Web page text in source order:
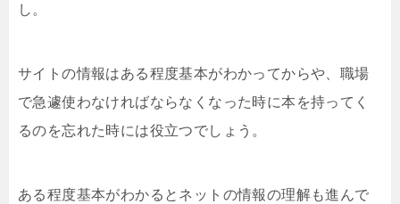
し。
サイトの情報はある程度基本がわかってからや、職場
で急遽使わなければならなくなった時に本を持ってく
るのを忘れた時には役立つでしょう。
ある程度基本がわかるとネットの情報の理解も進んで